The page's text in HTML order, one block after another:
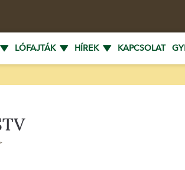
LÓFAJTÁK HÍREK KAPCSOLAT